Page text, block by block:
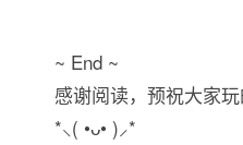
~ End ~
感谢阅读，预祝大家玩
*⸜( •ᴗ• )⸝*